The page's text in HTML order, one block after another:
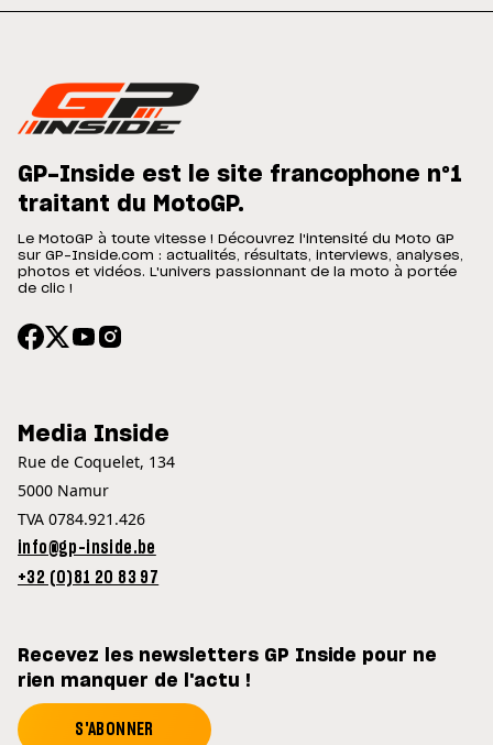
GP-Inside est le site francophone n°1
traitant du MotoGP.
Le MotoGP à toute vitesse ! Découvrez l'intensité du Moto GP
sur GP-Inside.com : actualités, résultats, interviews, analyses,
photos et vidéos. L'univers passionnant de la moto à portée
de clic !
Media Inside
Rue de Coquelet, 134
5000 Namur
TVA 0784.921.426
info@gp-inside.be
+32 (0)81 20 83 97
Recevez les newsletters GP Inside pour ne
rien manquer de l'actu !
S'ABONNER